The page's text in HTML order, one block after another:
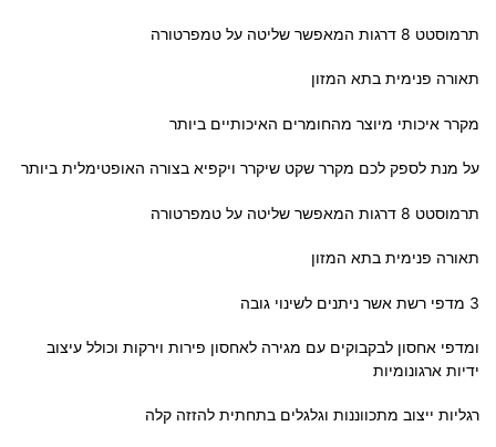
תרמוסטט 8 דרגות המאפשר שליטה על טמפרטורה
תאורה פנימית בתא המזון
מקרר איכותי מיוצר מהחומרים האיכותיים ביותר
על מנת לספק לכם מקרר שקט שיקרר ויקפיא בצורה האופטימלית ביותר
תרמוסטט 8 דרגות המאפשר שליטה על טמפרטורה
תאורה פנימית בתא המזון
3 מדפי רשת אשר ניתנים לשינוי גובה
ומדפי אחסון לבקבוקים עם מגירה לאחסון פירות וירקות וכולל עיצוב
ידיות ארגונומיות
רגליות ייצוב מתכווננות וגלגלים בתחתית להזזה קלה